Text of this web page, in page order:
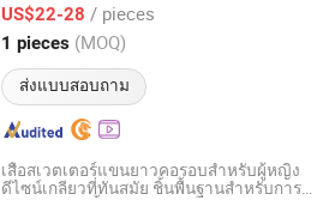
US$22-28 / pieces
1 pieces (MOQ)
ส่งแบบสอบถาม
อัตราจาก 2025
เสื้อสเวตเตอร์แขนยาวคอรอบสำหรับผู้หญิง
ดีไซน์เกลียวที่ทันสมัย ชิ้นพื้นฐานสำหรับการ